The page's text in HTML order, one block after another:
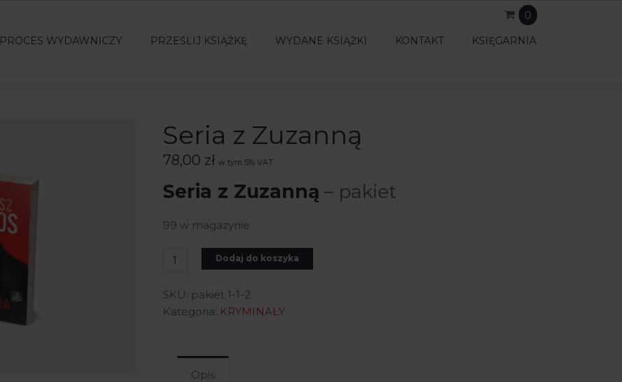
0
PROCES WYDAWNICZY PRZEŚLIJ KSIĄŻKĘ WYDANE KSIĄŻKI KONTAKT KSIĘGARNIA
Seria z Zuzanną
78,00 zł w tym 5% VAT
Seria z Zuzanną – pakiet
99 w magazynie
Dodaj do koszyka
SKU: pakiet 1-1-2
Kategoria: KRYMINAŁY
Opis